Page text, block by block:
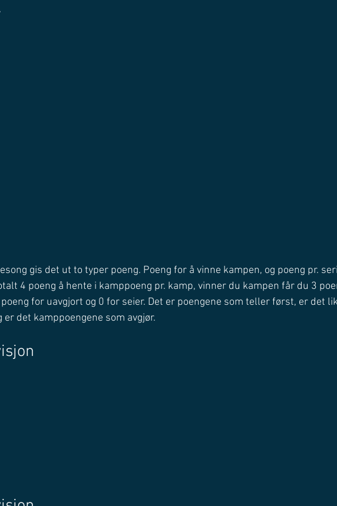
gis det ut to typer poeng. Poeng for å vinne kampen, og poeng pr.
4 poeng å hente i kamppoeng pr. kamp, vinner du kampen får du 3
for uavgjort og 0 for seier. Det er poengene som teller først, er det
er det kamppoengene som avgjør.